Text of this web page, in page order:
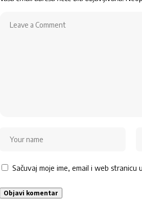
Sačuvaj moje ime, email i web stranicu